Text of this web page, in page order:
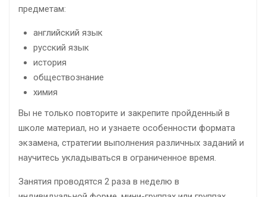
предметам:
английский язык
русский язык
история
обществознание
химия
Вы не только повторите и закрепите пройденный в
школе материал, но и узнаете особенности формата
экзамена, стратегии выполнения различных заданий и
научитесь укладываться в ограниченное время.
Занятия проводятся 2 раза в неделю в